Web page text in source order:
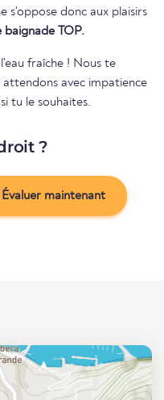
s'oppose donc aux plaisirs
baignade TOP.
fraîche ! Nous te
avec impatience
tu le souhaites.
?
Évaluer maintenant